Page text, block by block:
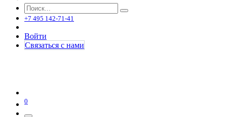
+7 495 142-71-41
Войти
Связаться с нами
0